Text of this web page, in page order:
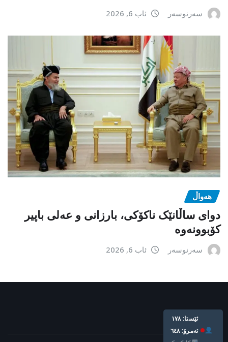
سەرنوسەر ئاب 6, 2026
هەواڵ
دوای ساڵانێک ناکۆکی، بارزانی و عەلی باپیر
کۆبوونەوە
سەرنوسەر ئاب 6, 2026
ئێستا: ١٧٨
ئه‌مرۆ: ٦٤٨